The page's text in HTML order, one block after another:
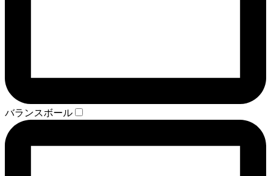
バランスボール